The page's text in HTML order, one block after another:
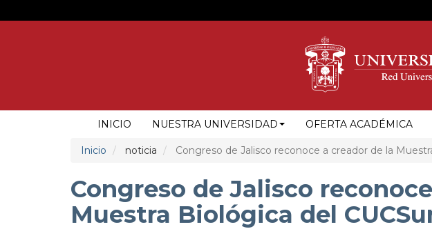
al
NAVEGACIÓN
PRINCIPAL
INICIO NUESTRA UNIVERSIDAD OFERTA ACADÉMICA
Inicio noticia Congreso de Jalisco reconoce a creador de la
Congreso de Jalisco
Muestra Biológica del